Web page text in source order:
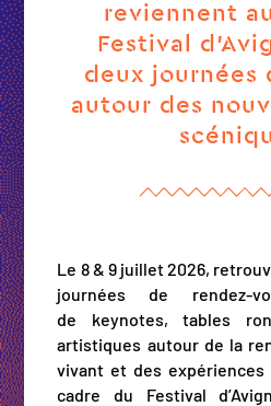
reviennent
Festival
deux journées
autour des
Le 8 & 9 juillet 2026,
journées de rendez-
de keynotes, tables
artistiques autour de la
vivant et des expériences
cadre du Festival